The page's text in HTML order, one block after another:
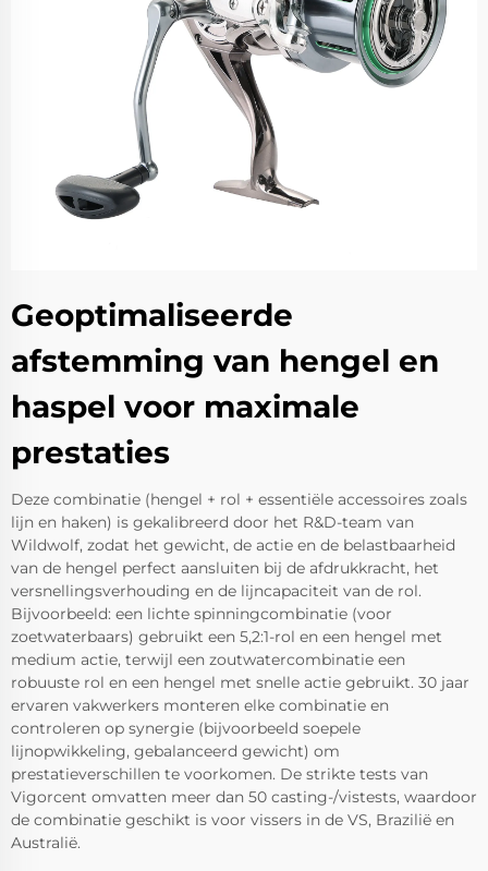
Geoptimaliseerde
afstemming van hengel en
haspel voor maximale
prestaties
Deze combinatie (hengel + rol + essentiële accessoires zoals
lijn en haken) is gekalibreerd door het R&D-team van
Wildwolf, zodat het gewicht, de actie en de belastbaarheid
van de hengel perfect aansluiten bij de afdrukkracht, het
versnellingsverhouding en de lijncapaciteit van de rol.
Bijvoorbeeld: een lichte spinningcombinatie (voor
zoetwaterbaars) gebruikt een 5,2:1-rol en een hengel met
medium actie, terwijl een zoutwatercombinatie een
robuuste rol en een hengel met snelle actie gebruikt. 30 jaar
ervaren vakwerkers monteren elke combinatie en
controleren op synergie (bijvoorbeeld soepele
lijnopwikkeling, gebalanceerd gewicht) om
prestatieverschillen te voorkomen. De strikte tests van
Vigorcent omvatten meer dan 50 casting-/vistests, waardoor
de combinatie geschikt is voor vissers in de VS, Brazilië en
Australië.